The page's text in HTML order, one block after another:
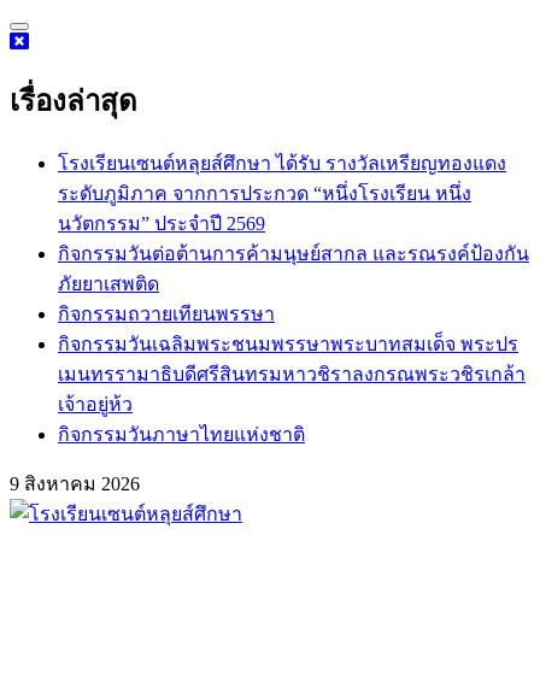
Skip
to
เรื่องล่าสุด
โรงเรียนเซนต์หลุยส์ศึกษา ได้รับ รางวัลเหรียญทองแดง
ระดับภูมิภาค จากการประกวด “หนึ่งโรงเรียน หนึ่ง
นวัตกรรม” ประจำปี 2569
กิจกรรม​วันต่อต้านการค้ามนุษย์สากล และรณรงค์ป้องกัน
ภัยยาเสพติด
กิจกรรมถวายเทียนพรรษา
กิจกรรมวันเฉลิมพระชนมพรรษาพระบาทสมเด็จ พระปร
เมนทรรามาธิบดีศรีสินทรมหาวชิราลงกรณพระวชิรเกล้า
เจ้าอยู่ห้ว
กิจกรรมวันภาษาไทยแห่งชาติ
9 สิงหาคม 2026